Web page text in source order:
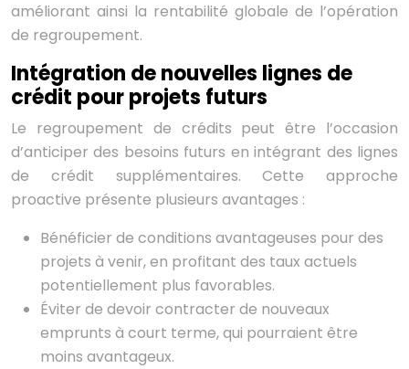
améliorant ainsi la rentabilité globale de l’opération
de regroupement.
Intégration de nouvelles lignes de
crédit pour projets futurs
Le regroupement de crédits peut être l’occasion
d’anticiper des besoins futurs en intégrant des lignes
de crédit supplémentaires. Cette approche
proactive présente plusieurs avantages :
Bénéficier de conditions avantageuses pour des
projets à venir, en profitant des taux actuels
potentiellement plus favorables.
Éviter de devoir contracter de nouveaux
emprunts à court terme, qui pourraient être
moins avantageux.